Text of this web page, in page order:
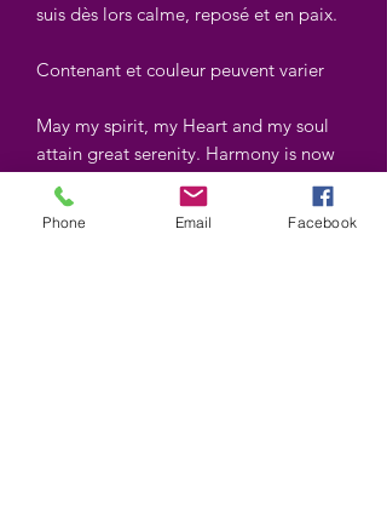
suis dès lors calme, reposé et en paix.
Contenant et couleur peuvent varier
May my spirit, my Heart and my soul
attain great serenity. Harmony is now
springing through my mind and filling
my abode. I am therefore calm, rested
and at peace.
Phone Email Facebook